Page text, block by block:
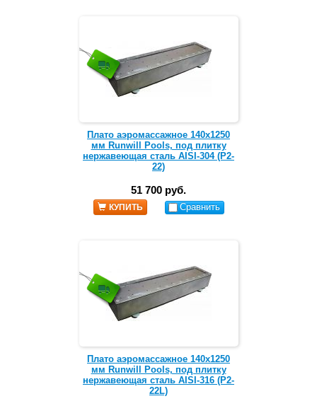
Плато аэромассажное 140х1250
мм Runwill Pools, под плитку
нержавеющая сталь AISI-304 (Р2-
22)
51 700 руб.
КУПИТЬ Сравнить
Плато аэромассажное 140х1250
мм Runwill Pools, под плитку
нержавеющая сталь AISI-316 (Р2-
22L)